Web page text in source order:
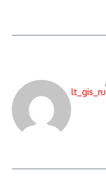
lt_gis_ru